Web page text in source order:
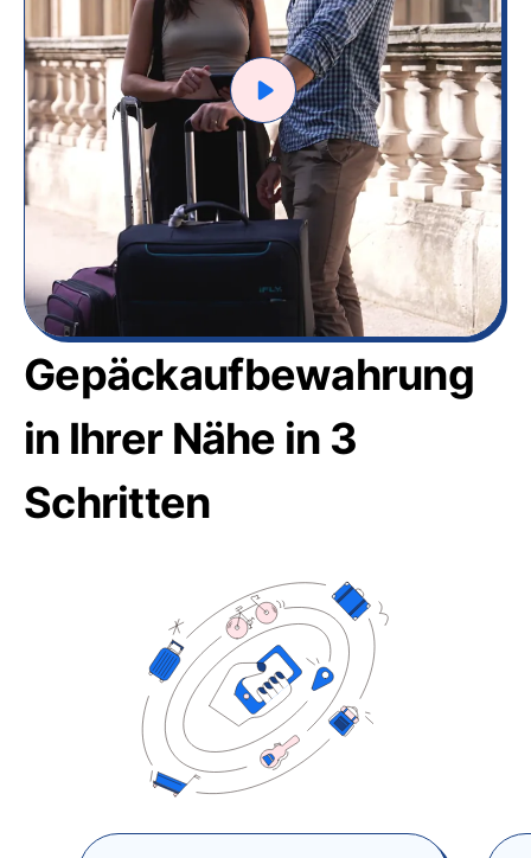
Gepäckaufbewahrung
in Ihrer Nähe in 3
Schritten